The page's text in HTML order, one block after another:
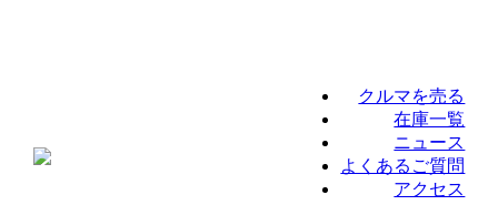
クルマを売る
在庫一覧
ニュース
よくあるご質問
アクセス